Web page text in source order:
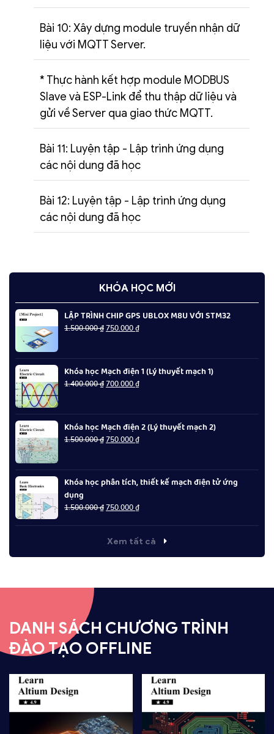
Bài 10: Xây dựng module truyền nhận dữ
liệu với MQTT Server.
* Thực hành kết hợp module MODBUS
Slave và ESP-Link để thu thập dữ liệu và
gửi về Server qua giao thức MQTT.
Bài 11: Luyện tập - Lập trình ứng dụng
các nội dung đã học
Bài 12: Luyện tập - Lập trình ứng dụng
các nội dung đã học
KHÓA HỌC MỚI
LẬP TRÌNH CHIP GPS UBLOX M8U VỚI STM32
1.500.000₫Giá
1.500.000 ₫.
750.000₫Giá
là:
750.000 ₫.
Khóa học Mạch điện 1 (Lý thuyết mạch 1)
1.400.000₫Giá
1.400.000 ₫.
700.000₫Giá
là:
700.000 ₫.
Khóa học Mạch điện 2 (Lý thuyết mạch 2)
1.500.000₫Giá
1.500.000 ₫.
750.000₫Giá
là:
750.000 ₫.
Khóa học phân tích, thiết kế mạch điện tử ứng
dụng
1.500.000₫Giá
là:
1.500.000 ₫.
750.000₫Giá
tại
là:
Xem tất cả
DANH SÁCH CHƯƠNG TRÌNH
ĐÀO TẠO OFFLINE